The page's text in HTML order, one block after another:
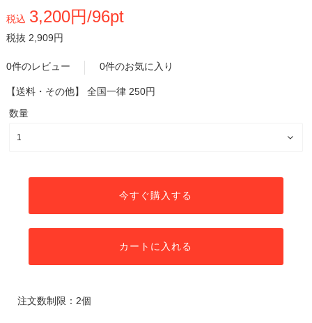
税込 3,200円/96pt
税抜 2,909円
0件のレビュー 0件のお気に入り
【送料・その他】 全国一律 250円
数量
今すぐ購入する
カートに入れる
注文数制限：2個